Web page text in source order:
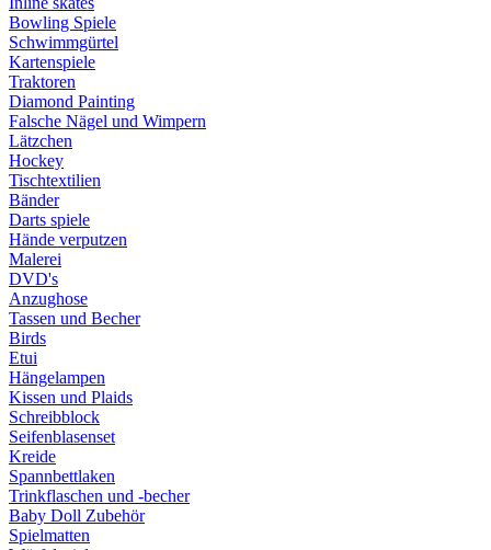
Bowling Spiele
Schwimmgürtel
Kartenspiele
Traktoren
Diamond Painting
Falsche Nägel und Wimpern
Lätzchen
Hockey
Tischtextilien
Bänder
Darts spiele
Hände verputzen
Malerei
DVD's
Anzughose
Tassen und Becher
Birds
Etui
Hängelampen
Kissen und Plaids
Schreibblock
Seifenblasenset
Kreide
Spannbettlaken
Trinkflaschen und -becher
Baby Doll Zubehör
Spielmatten